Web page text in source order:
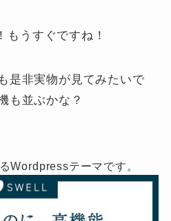
うすぐですね！
是非実物が見てみたいで
も並ぶかな？
Wordpressテーマです。